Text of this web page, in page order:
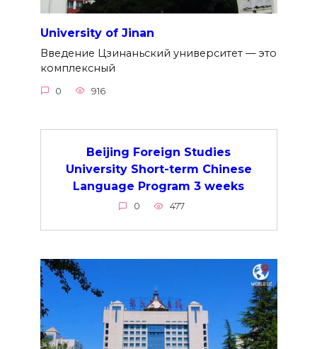
University of Jinan
Введение Цзинаньский университет — это
комплексный
0 916
Beijing Foreign Studies
University Short-term Chinese
Language Program 3 weeks
0 477